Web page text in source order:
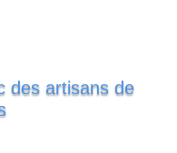
des artisans de